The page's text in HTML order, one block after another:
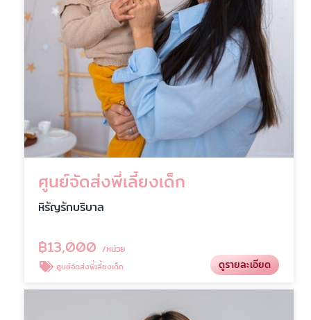
ศูนย์จัดส่งพี่เลี้ยงเด็ก
หิรัญรักบริบาล
฿13,000 /หน่วย
ศูนย์จัดส่งพี่เลี้ยงเด็ก ดูรายละเอียด